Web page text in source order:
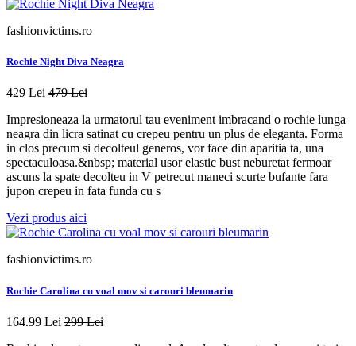
fashionvictims.ro
Rochie Night Diva Neagra
429 Lei 479 Lei
Impresioneaza la urmatorul tau eveniment imbracand o rochie lunga
neagra din licra satinat cu crepeu pentru un plus de eleganta. Forma
in clos precum si decolteul generos, vor face din aparitia ta, una
spectaculoasa.&nbsp; material usor elastic bust neburetat fermoar
ascuns la spate decolteu in V petrecut maneci scurte bufante fara
jupon crepeu in fata funda cu s
Vezi produs aici
fashionvictims.ro
Rochie Carolina cu voal mov si carouri bleumarin
164.99 Lei 299 Lei